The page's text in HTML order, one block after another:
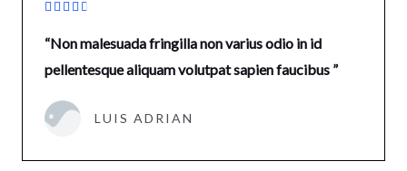
    
“Non malesuada fringilla non varius odio in id
pellentesque aliquam volutpat sapien faucibus ”
LUIS ADRIAN